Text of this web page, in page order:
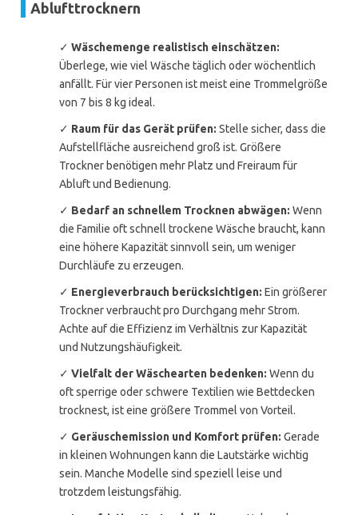
Ablufttrocknern
✓ Wäschemenge realistisch einschätzen:
Überlege, wie viel Wäsche täglich oder wöchentlich
anfällt. Für vier Personen ist meist eine Trommelgröße
von 7 bis 8 kg ideal.
✓ Raum für das Gerät prüfen: Stelle sicher, dass die
Aufstellfläche ausreichend groß ist. Größere
Trockner benötigen mehr Platz und Freiraum für
Abluft und Bedienung.
✓ Bedarf an schnellem Trocknen abwägen: Wenn
die Familie oft schnell trockene Wäsche braucht, kann
eine höhere Kapazität sinnvoll sein, um weniger
Durchläufe zu erzeugen.
✓ Energieverbrauch berücksichtigen: Ein größerer
Trockner verbraucht pro Durchgang mehr Strom.
Achte auf die Effizienz im Verhältnis zur Kapazität
und Nutzungshäufigkeit.
✓ Vielfalt der Wäschearten bedenken: Wenn du
oft sperrige oder schwere Textilien wie Bettdecken
trocknest, ist eine größere Trommel von Vorteil.
✓ Geräuschemission und Komfort prüfen: Gerade
in kleinen Wohnungen kann die Lautstärke wichtig
sein. Manche Modelle sind speziell leise und
trotzdem leistungsfähig.